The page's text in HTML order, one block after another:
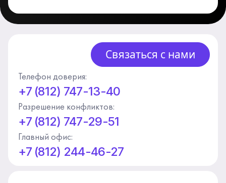
Связаться с нами
Телефон доверия:
+7 (812) 747-13-40
Разрешение конфликтов:
+7 (812) 747-29-51
Главный офис:
+7 (812) 244-46-27